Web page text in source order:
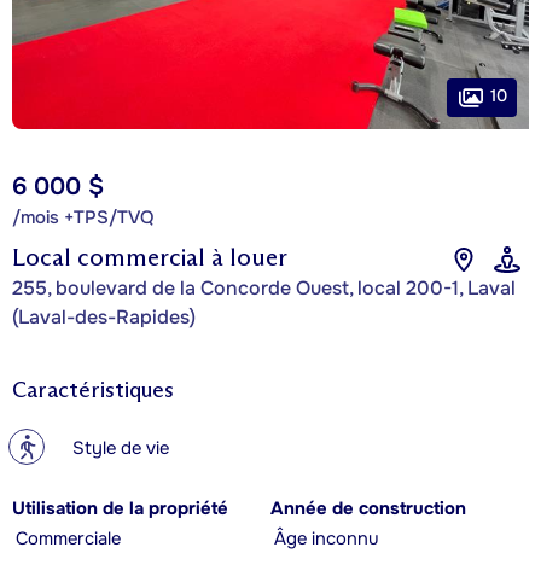
Local commercial à louer
255, boulevard de la Concorde Ouest, local 200-1, Laval
(Laval-des-Rapides)
6 000 $
/mois +TPS/TVQ
10
Caractéristiques
? Style de vie
Utilisation de la propriété
Commerciale
Année de construction
Âge inconnu